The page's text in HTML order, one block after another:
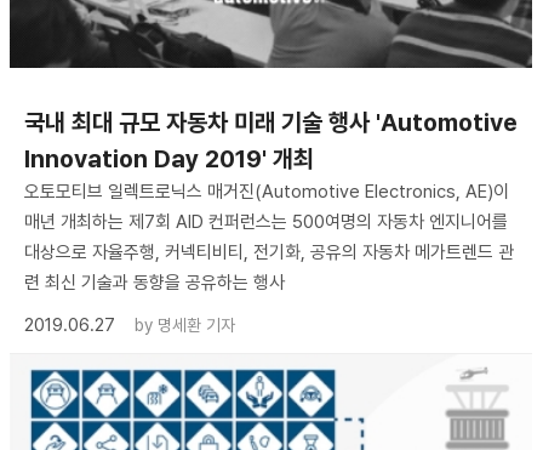
국내 최대 규모 자동차 미래 기술 행사 'Automotive
Innovation Day 2019' 개최
오토모티브 일렉트로닉스 매거진(Automotive Electronics, AE)이
매년 개최하는 제7회 AID 컨퍼런스는 500여명의 자동차 엔지니어를
대상으로 자율주행, 커넥티비티, 전기화, 공유의 자동차 메가트렌드 관
련 최신 기술과 동향을 공유하는 행사
2019.06.27
by 명세환 기자